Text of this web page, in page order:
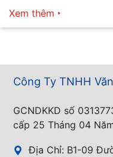
Xem thêm
Công Ty TNHH
GCNDKKD số
cấp 25 Tháng 04
Địa Chỉ: B1-09